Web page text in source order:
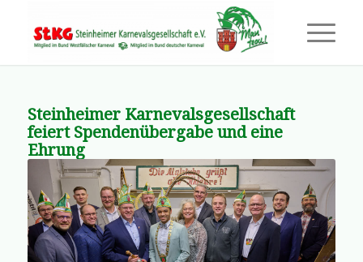
Steinheimer Karnevalsgesellschaft
feiert Spendenübergabe und eine
Ehrung